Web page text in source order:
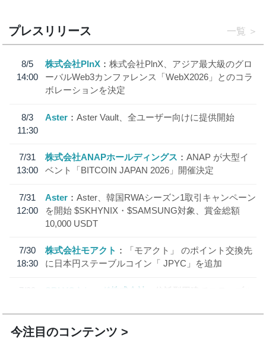
プレスリリース 一覧
8/5
14:00
株式会社PlnX
株式会社PlnX、アジア最大級のグロ
ーバルWeb3カンファレンス「WebX2026」とのコラ
ボレーションを決定
8/3
11:30
Aster Aster Vault、全ユーザー向けに提供開始
7/31
13:00
株式会社ANAPホールディングス
ANAP が大型イ
ベント「BITCOIN JAPAN 2026」開催決定
7/31
12:00
Aster
Aster、韓国RWAシーズン1取引キャンペーン
を開始 $SKHYNIX・$SAMSUNG対象、賞金総額
10,000 USDT
7/30
18:30
株式会社モアクト
「モアクト」 のポイント交換先
に日本円ステーブルコイン「 JPYC」を追加
7/29
SBI VCトレード株式会社
信託型円建てステーブル
今注目のコンテンツ